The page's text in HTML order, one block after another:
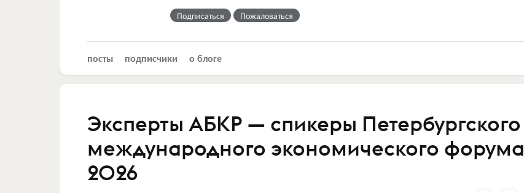
Подписаться Пожаловаться
посты подписчики о блоге
Эксперты АБКР — спикеры Петербургского
международного экономического форума
2026